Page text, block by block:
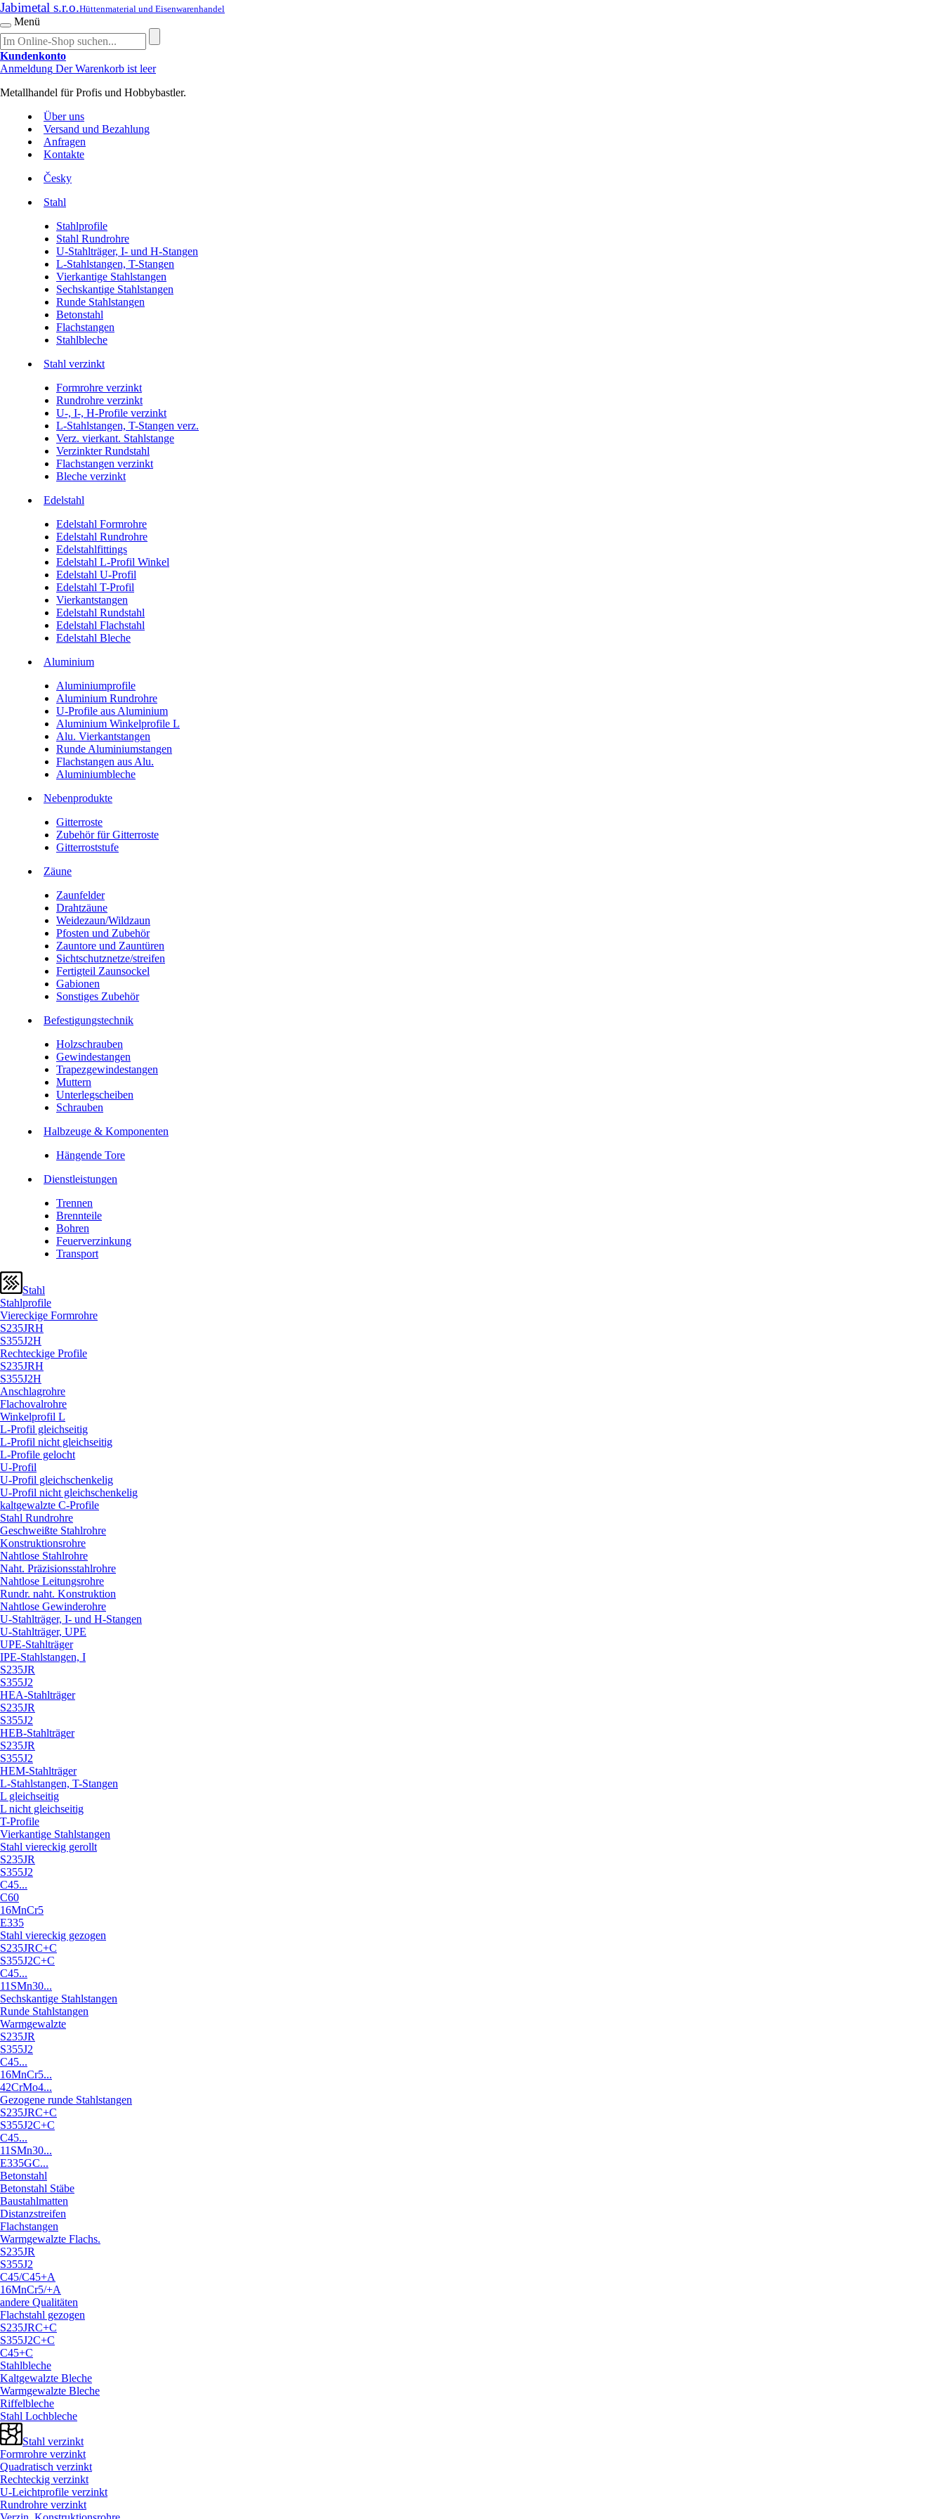
Jabimetal s.r.o.Hüttenmaterial und Eisenwarenhandel
Menü
Kundenkonto
Anmeldung Der Warenkorb ist leer
Metallhandel für Profis und Hobbybastler.
Über uns
Versand und Bezahlung
Anfragen
Kontakte
Česky
Stahl
Stahlprofile
Stahl Rundrohre
U-Stahlträger, I- und H-Stangen
L-Stahlstangen, T-Stangen
Vierkantige Stahlstangen
Sechskantige Stahlstangen
Runde Stahlstangen
Betonstahl
Flachstangen
Stahlbleche
Stahl verzinkt
Formrohre verzinkt
Rundrohre verzinkt
U-, I-, H-Profile verzinkt
L-Stahlstangen, T-Stangen verz.
Verz. vierkant. Stahlstange
Verzinkter Rundstahl
Flachstangen verzinkt
Bleche verzinkt
Edelstahl
Edelstahl Formrohre
Edelstahl Rundrohre
Edelstahlfittings
Edelstahl L-Profil Winkel
Edelstahl U-Profil
Edelstahl T-Profil
Vierkantstangen
Edelstahl Rundstahl
Edelstahl Flachstahl
Edelstahl Bleche
Aluminium
Aluminiumprofile
Aluminium Rundrohre
U-Profile aus Aluminium
Aluminium Winkelprofile L
Alu. Vierkantstangen
Runde Aluminiumstangen
Flachstangen aus Alu.
Aluminiumbleche
Nebenprodukte
Gitterroste
Zubehör für Gitterroste
Gitterroststufe
Zäune
Zaunfelder
Drahtzäune
Weidezaun/Wildzaun
Pfosten und Zubehör
Zauntore und Zauntüren
Sichtschutznetze/streifen
Fertigteil Zaunsockel
Gabionen
Sonstiges Zubehör
Befesti­gungstechnik
Holzschrauben
Gewindestangen
Trapezgewindestangen
Muttern
Unterlegscheiben
Schrauben
Halbzeuge & Komponenten
Hängende Tore
Dienstleistungen
Trennen
Brennteile
Bohren
Feuerverzinkung
Transport
Stahl
Stahlprofile
Viereckige Formrohre
S235JRH
S355J2H
Rechteckige Profile
S235JRH
S355J2H
Anschlagrohre
Flachovalrohre
Winkelprofil L
L-Profil gleichseitig
L-Profil nicht gleichseitig
L-Profile gelocht
U-Profil
U-Profil gleichschenkelig
U-Profil nicht gleichschenkelig
kaltgewalzte C-Profile
Stahl Rundrohre
Geschweißte Stahlrohre
Konstruktionsrohre
Nahtlose Stahlrohre
Naht. Präzisionsstahlrohre
Nahtlose Leitungsrohre
Rundr. naht. Konstruktion
Nahtlose Gewinderohre
U-Stahlträger, I- und H-Stangen
U-Stahlträger, UPE
UPE-Stahlträger
IPE-Stahlstangen, I
S235JR
S355J2
HEA-Stahlträger
S235JR
S355J2
HEB-Stahlträger
S235JR
S355J2
HEM-Stahlträger
L-Stahlstangen, T-Stangen
L gleichseitig
L nicht gleichseitig
T-Profile
Vierkantige Stahlstangen
Stahl viereckig gerollt
S235JR
S355J2
C45...
C60
16MnCr5
E335
Stahl viereckig gezogen
S235JRC+C
S355J2C+C
C45...
11SMn30...
Sechskantige Stahlstangen
Runde Stahlstangen
Warmgewalzte
S235JR
S355J2
C45...
16MnCr5...
42CrMo4...
Gezogene runde Stahlstangen
S235JRC+C
S355J2C+C
C45...
11SMn30...
E335GC...
Betonstahl
Betonstahl Stäbe
Baustahlmatten
Distanzstreifen
Flachstangen
Warmgewalzte Flachs.
S235JR
S355J2
C45/C45+A
16MnCr5/+A
andere Qualitäten
Flachstahl gezogen
S235JRC+C
S355J2C+C
C45+C
Stahlbleche
Kaltgewalzte Bleche
Warmgewalzte Bleche
Riffelbleche
Stahl Lochbleche
Stahl verzinkt
Formrohre verzinkt
Quadratisch verzinkt
Rechteckig verzinkt
U-Leichtprofile verzinkt
Rundrohre verzinkt